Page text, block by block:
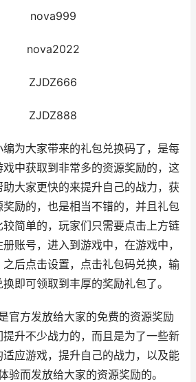
nova999
nova2022
ZJDZ666
ZJDZ888
为大家带来的礼包兑换码了，是每
中获取到非常多的资源奖励的，这
大家更快的来提升自己的战力，获
励的，也是相当不错的，并且礼包
简单的，玩家们只需要点击上方链
账号，进入到游戏中，在游戏中，
后点击设置，点击礼包码兑换，输
即可领取到丰厚的奖励礼包了。
方发放给大家的免费的资源奖励
升不少战力的，而且是为了一些新
应游戏，提升自己的战力，以及能
验而发放给大家的资源奖励的。